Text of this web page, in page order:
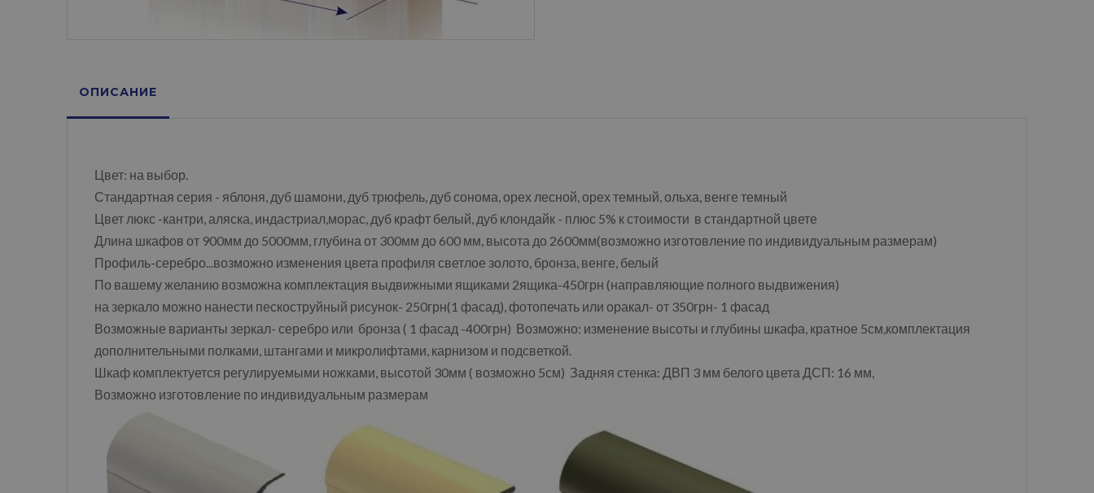
ОПИСАНИЕ
Цвет: на выбор.
Стандартная серия - яблоня, дуб шамони, дуб трюфель, дуб сонома, орех лесной, орех темный, ольха, венге темный
Цвет люкс -кантри, аляска, индастриал,морас, дуб крафт белый, дуб клондайк - плюс 5% к стоимости в стандартной цвете
Длина шкафов от 900мм до 5000мм, глубина от 300мм до 600 мм, высота до 2600мм(возможно изготовление по индивидуальным размерам)
Профиль-серебро...возможно изменения цвета профиля светлое золото, бронза, венге, белый
По вашему желанию возможна комплектация выдвижными ящиками 2ящика-450грн (направляющие полного выдвижения)
на зеркало можно нанести пескоструйный рисунок- 250грн(1 фасад), фотопечать или оракал- от 350грн- 1 фасад
Возможные варианты зеркал- серебро или бронза ( 1 фасад -400грн) Возможно: изменение высоты и глубины шкафа, кратное 5см,комплектация
дополнительными полками, штангами и микролифтами, карнизом и подсветкой.
Шкаф комплектуется регулируемыми ножками, высотой 30мм ( возможно 5см) Задняя стенка: ДВП 3 мм белого цвета ДСП: 16 мм,
Возможно изготовление по индивидуальным размерам